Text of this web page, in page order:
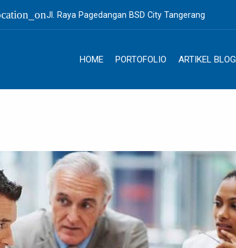
Jl. Raya Pagedangan BSD City Tangerang
HOME PORTOFOLIO ARTIKEL BLOG